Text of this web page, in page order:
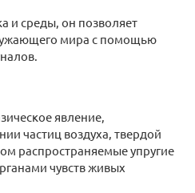
и среды, он позволяет
мира с помощью
явление,
частиц воздуха, твердой
распространяемые упругие
чувств живых